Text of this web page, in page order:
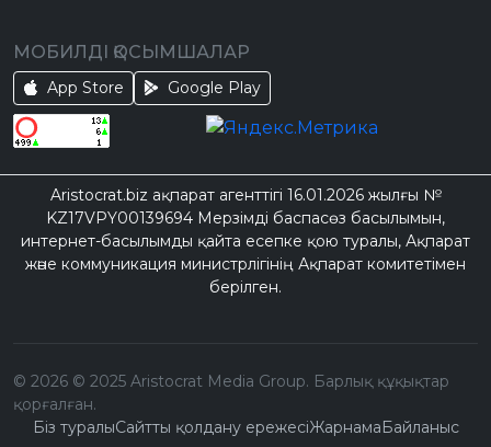
МОБИЛДІ ҚОСЫМШАЛАР
App Store Google Play
Aristocrat.biz ақпарат агенттігі 16.01.2026 жылғы №
KZ17VPY00139694 Мерзімді баспасөз басылымын,
интернет-басылымды қайта есепке қою туралы, Ақпарат
және коммуникация министрлігінің Ақпарат комитетімен
берілген.
© 2026 © 2025 Aristocrat Media Group. Барлық құқықтар
қорғалған.
Біз туралыСайтты қолдану ережесіЖарнамаБайланыс